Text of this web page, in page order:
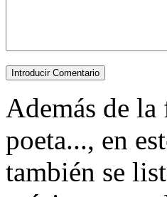
Además de
poeta..., en
también se